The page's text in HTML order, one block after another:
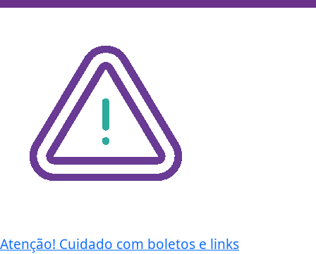
Atenção! Cuidado com boletos e links